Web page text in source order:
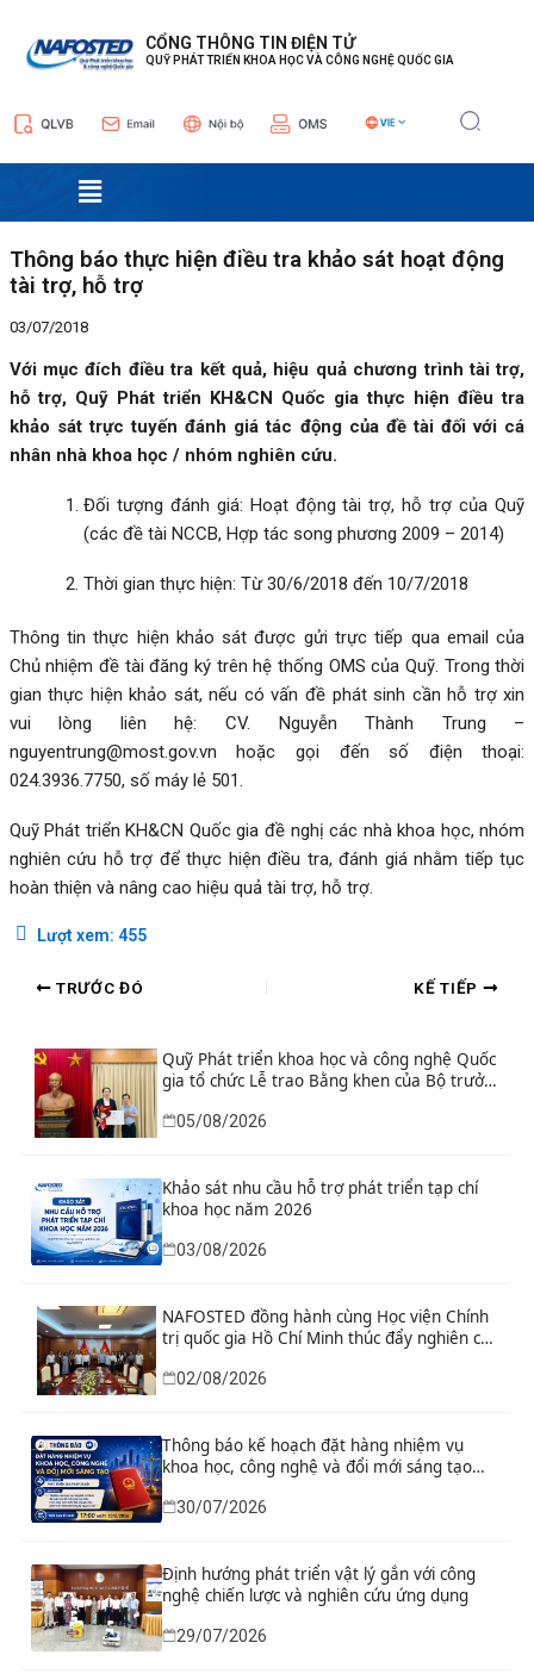
CỔNG THÔNG TIN ĐIỆN TỬ
QUỸ PHÁT TRIỂN KHOA HỌC VÀ CÔNG NGHỆ QUỐC GIA
Menu
Thông báo thực hiện điều tra khảo sát hoạt động
tài trợ, hỗ trợ
03/07/2018
Với mục đích điều tra kết quả, hiệu quả chương trình tài trợ,
hỗ trợ, Quỹ Phát triển KH&CN Quốc gia thực hiện điều tra
khảo sát trực tuyến đánh giá tác động của đề tài đối với cá
nhân nhà khoa học / nhóm nghiên cứu.
Đối tượng đánh giá: Hoạt động tài trợ, hỗ trợ của Quỹ
(các đề tài NCCB, Hợp tác song phương 2009 – 2014)
Thời gian thực hiện: Từ 30/6/2018 đến 10/7/2018
Thông tin thực hiện khảo sát được gửi trực tiếp qua email của
Chủ nhiệm đề tài đăng ký trên hệ thống OMS của Quỹ. Trong thời
gian thực hiện khảo sát, nếu có vấn đề phát sinh cần hỗ trợ xin
vui lòng liên hệ: CV. Nguyễn Thành Trung –
nguyentrung@most.gov.vn hoặc gọi đến số điện thoại:
024.3936.7750, số máy lẻ 501.
Quỹ Phát triển KH&CN Quốc gia đề nghị các nhà khoa học, nhóm
nghiên cứu hỗ trợ để thực hiện điều tra, đánh giá nhằm tiếp tục
hoàn thiện và nâng cao hiệu quả tài trợ, hỗ trợ.
Lượt xem: 455
hướng
bài
TRƯỚC ĐÓ KẾ TIẾP
Quỹ Phát triển khoa học và công nghệ Quốc
gia tổ chức Lễ trao Bằng khen của Bộ trưởng
nhân có thành tích xuất sắc
05/08/2026
Khảo sát nhu cầu hỗ trợ phát triển tạp chí
khoa học năm 2026
03/08/2026
NAFOSTED đồng hành cùng Học viện Chính
trị quốc gia Hồ Chí Minh thúc đẩy nghiên cứu
02/08/2026
Thông báo kế hoạch đặt hàng nhiệm vụ
khoa học, công nghệ và đổi mới sáng tạo
“Nghiên cứu khoa học tổng kết thi hành, đề
xuất sửa đổi, bổ sung toàn diện Hiến pháp
30/07/2026
Định hướng phát triển vật lý gắn với công
nghệ chiến lược và nghiên cứu ứng dụng
29/07/2026